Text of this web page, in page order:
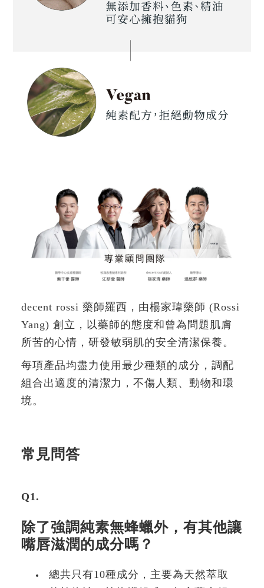
decent rossi 藥師羅西，由楊家瑋藥師 (Rossi
Yang) 創立，以藥師的態度和曾為問題肌膚
所苦的心情，研發敏弱肌的安全清潔保養。
每項產品均盡力使用最少種類的成分，調配
組合出適度的清潔力，不傷人類、動物和環
境。
常見問答
Q1.
除了強調純素無蜂蠟外，有其他讓
嘴唇滋潤的成分嗎？
總共只有10種成分，主要為天然萃取